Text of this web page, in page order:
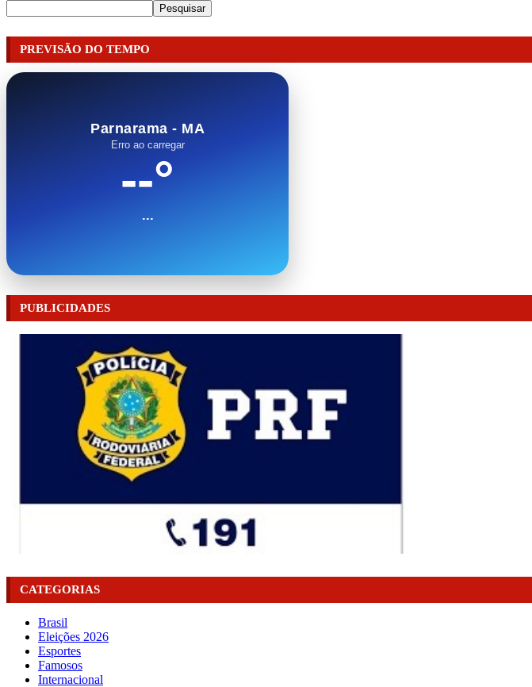
Pesquisar
PREVISÃO DO TEMPO
Parnarama - MA
Erro ao carregar
--°
...
PUBLICIDADES
CATEGORIAS
Brasil
Eleições 2026
Esportes
Famosos
Internacional